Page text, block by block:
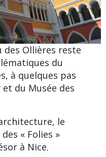
des Ollières reste
du
à quelques pas
et du Musée des
le
« Folies »
à Nice.